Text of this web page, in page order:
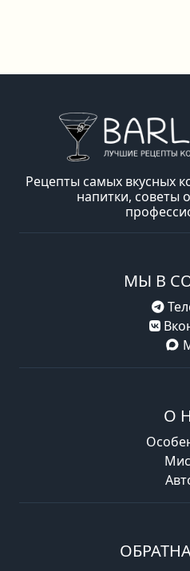
Рецепты самых вкусных
напитки, советы
МЫ В
О